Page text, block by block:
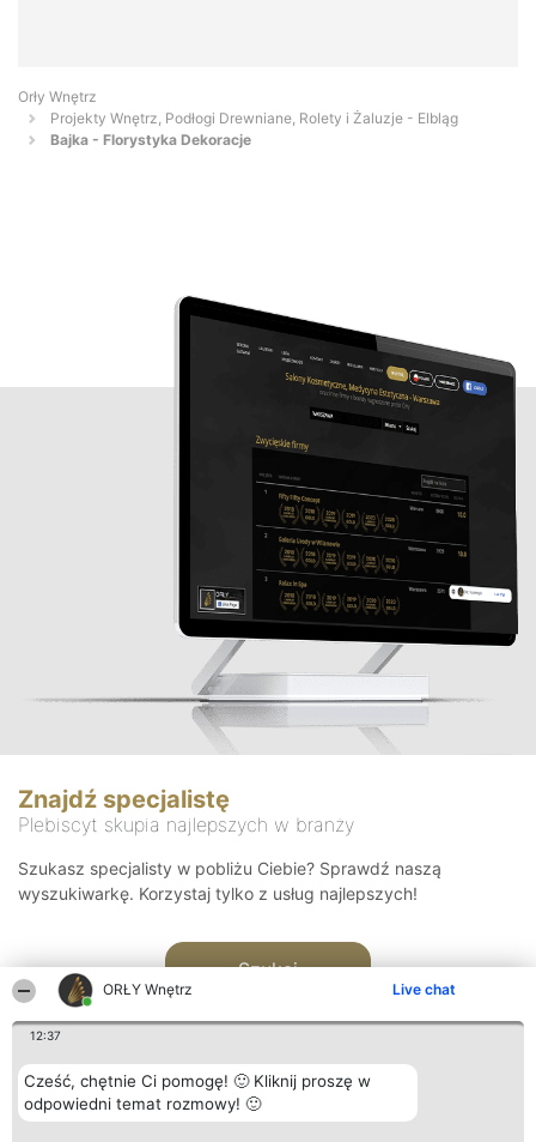
ORŁY Wnętrz Live chat
12:37
Cześć, chętnie Ci pomogę! 🙂 Kliknij proszę w
odpowiedni temat rozmowy! 🙂
Orły Wnętrz
Projekty Wnętrz, Podłogi Drewniane, Rolety i Żaluzje - Elbląg
Bajka - Florystyka Dekoracje
Znajdź specjalistę
Plebiscyt skupia najlepszych w branży
Szukasz specjalisty w pobliżu Ciebie? Sprawdź naszą
wyszukiwarkę. Korzystaj tylko z usług najlepszych!
Szukaj